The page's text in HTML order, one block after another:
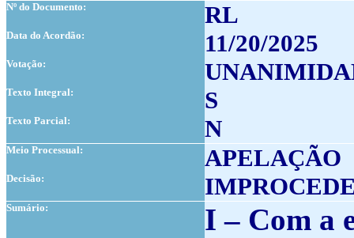
Nº do Documento: RL
Data do Acordão: 11/20/2025
Votação:
Texto Integral: S
Texto Parcial: N
Meio Processual: APELAÇÃO
Decisão:
Sumário:
I – Com a